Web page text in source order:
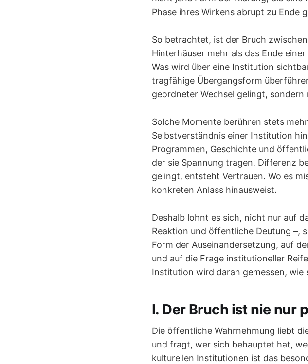
Phase ihres Wirkens abrupt zu Ende
So betrachtet, ist der Bruch
Hinterhäuser mehr als das Ende
Was wird über eine Institution
tragfähige Übergangsform
geordneter Wechsel gelingt, sondern
Solche Momente berühren stets
Selbstverständnis einer Institution
Programmen, Geschichte und
der sie Spannung tragen, Differenz
gelingt, entsteht Vertrauen. Wo es
konkreten Anlass hinausweist.
Deshalb lohnt es sich, nicht nur auf
Reaktion und öffentliche Deutung –,
Form der Auseinandersetzung, auf
und auf die Frage institutioneller
Institution wird daran gemessen, wie
I. Der Bruch ist nie nur
Die öffentliche Wahrnehmung liebt
und fragt, wer sich behauptet hat,
kulturellen Institutionen ist das